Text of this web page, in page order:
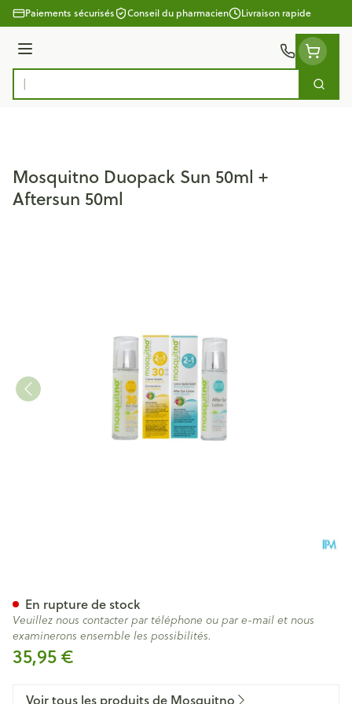
Aller au contenu
Paiements sécurisés Conseil du pharmacien Livraison rapide
Menu
Rechercher
Mosquitno Duopack Sun 50ml +
Aftersun 50ml
35,95 €
En rupture de stock
Veuillez nous contacter par téléphone ou par e-mail et nous
examinerons ensemble les possibilités.
Voir tous les produits de Mosquitno